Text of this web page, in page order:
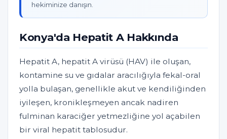
hekiminize danışın.
Konya'da Hepatit A Hakkında
Hepatit A, hepatit A virüsü (HAV) ile oluşan,
kontamine su ve gıdalar aracılığıyla fekal-oral
yolla bulaşan, genellikle akut ve kendiliğinden
iyileşen, kronikleşmeyen ancak nadiren
fulminan karaciğer yetmezliğine yol açabilen
bir viral hepatit tablosudur.